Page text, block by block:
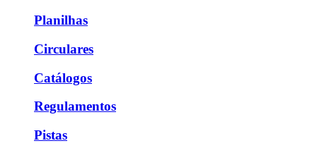
Planilhas
Circulares
Catálogos
Regulamentos
Pistas